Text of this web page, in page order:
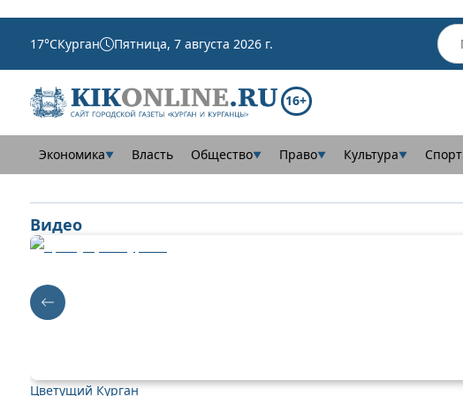
17°CКурган Пятница, 7 августа 2026 г.
16+
Экономика▼ Власть Общество▼ Право▼ Культура▼ Спорт
Видео
Цветущий Курган